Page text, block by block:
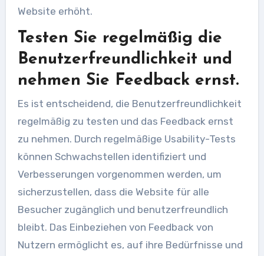
Website erhöht.
Testen Sie regelmäßig die
Benutzerfreundlichkeit und
nehmen Sie Feedback ernst.
Es ist entscheidend, die Benutzerfreundlichkeit
regelmäßig zu testen und das Feedback ernst
zu nehmen. Durch regelmäßige Usability-Tests
können Schwachstellen identifiziert und
Verbesserungen vorgenommen werden, um
sicherzustellen, dass die Website für alle
Besucher zugänglich und benutzerfreundlich
bleibt. Das Einbeziehen von Feedback von
Nutzern ermöglicht es, auf ihre Bedürfnisse und